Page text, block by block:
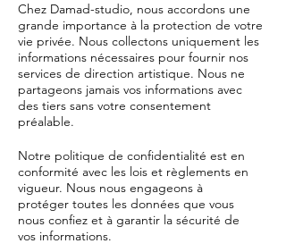
Chez Damad-studio, nous accordons une
grande importance à la protection de votre
vie privée. Nous collectons uniquement les
informations nécessaires pour fournir nos
services de direction artistique. Nous ne
partageons jamais vos informations avec
des tiers sans votre consentement
préalable.
Notre politique de confidentialité est en
conformité avec les lois et règlements en
vigueur. Nous nous engageons à
protéger toutes les données que vous
nous confiez et à garantir la sécurité de
vos informations.